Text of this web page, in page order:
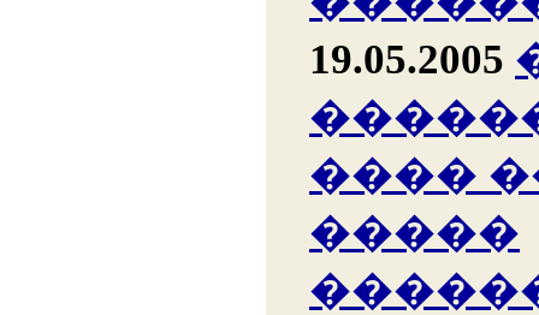
19.05.2005
����
�����